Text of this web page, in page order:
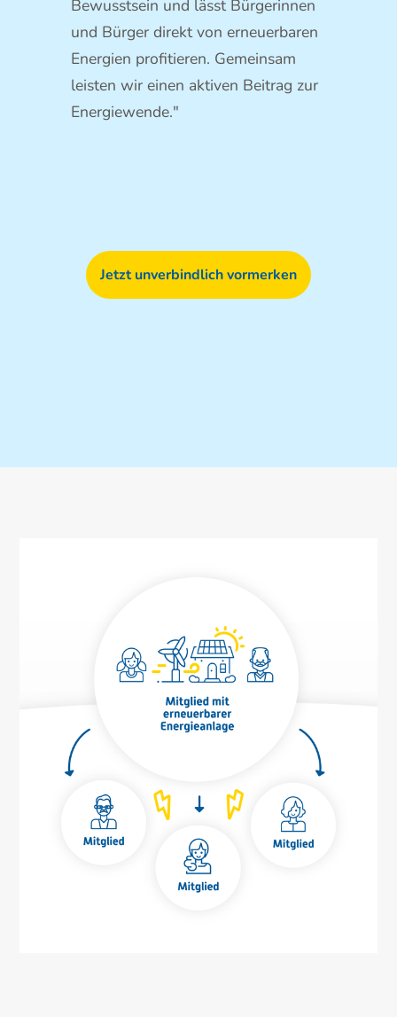
Bewusstsein und lässt Bürgerinnen
und Bürger direkt von erneuerbaren
Energien profitieren. Gemeinsam
leisten wir einen aktiven Beitrag zur
Energiewende."
Jetzt unverbindlich vormerken